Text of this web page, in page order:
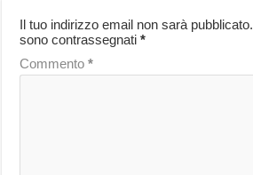
Il tuo indirizzo email non sarà pubblicato.
sono contrassegnati*
Commento*